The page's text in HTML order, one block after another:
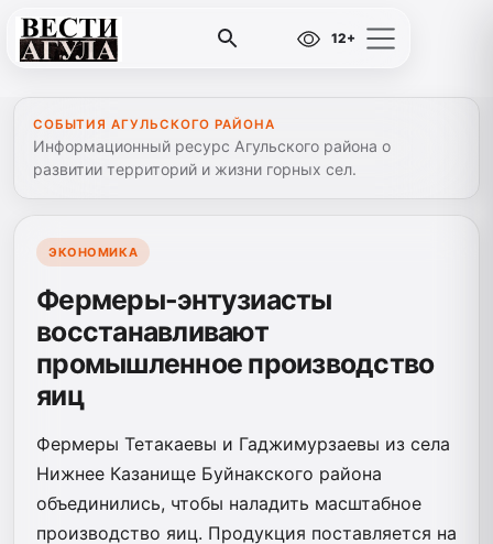
12+
СОБЫТИЯ АГУЛЬСКОГО РАЙОНА
Информационный ресурс Агульского района о
развитии территорий и жизни горных сел.
ЭКОНОМИКА
Фермеры-энтузиасты
восстанавливают
промышленное производство
яиц
Фермеры Тетакаевы и Гаджимурзаевы из села
Нижнее Казанище Буйнакского района
объединились, чтобы наладить масштабное
производство яиц. Продукция поставляется на